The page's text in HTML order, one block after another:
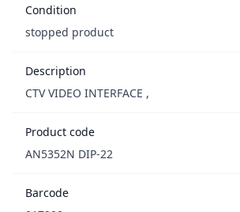
Condition
stopped product
Description
CTV VIDEO INTERFACE ,
Product code
AN5352N DIP-22
Barcode